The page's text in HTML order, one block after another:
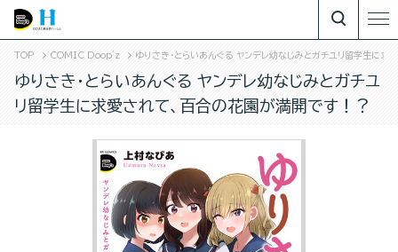
TOP COMIC Doop'z ゆりさき・とらいあんぐる ヤンデレ幼なじみとガチユリ留学生に求
ゆりさき・とらいあんぐる ヤンデレ幼なじみとガチユ
リ留学生に求愛されて、百合の花園が満開です！？